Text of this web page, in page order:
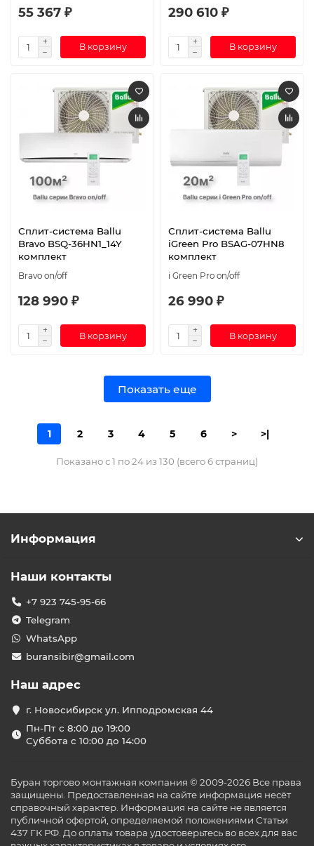
55 367 ₽
В корзину
290 610 ₽
В корзину
Сплит-система Ballu
Bravo BSQ-36HN1_14Y
комплект
Bravo on/off
128 990 ₽
В корзину
Сплит-система Ballu
iGreen Pro BSAG-07HN8
комплект
i Green Pro on/off
26 990 ₽
В корзину
Показать еще
1 2 3 4 5 6 > >|
Показано с 1 по 24 из 130 (всего 6 страниц)
Информация
Наши контакты
+7 923 745-95-66
Telegram
WhatsApp
buransibir@gmail.com
Наш адрес
г. Новосибирск ул. Ипподромская 44
Пн-Пт с 8:00 до 19:00
Суббота с 10:00 до 14:00
Буран торгово монтажная компания © 2009-2026 Все права
защищены. Предоставленная на сайте информация несёт
справочный характер. Информация на сайте не является
публичной офертой, определяемой положениями Статьи
437 ГК РФ. До оплаты товара удостоверьтесь во всех для вас